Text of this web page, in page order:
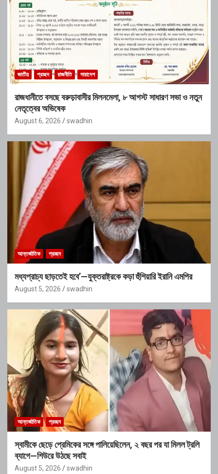
জাতীয় প্রচ্ছদ রাজনীতি সারাদেশ
রাজধানীতে বসছে বরুড়াবাসীর মিলনমেলা, ৮ আগস্ট সাধারণ সভা ও নতুন
নেতৃত্বের অভিষেক
August 6, 2026 swadhin
আন্তর্জাতিক প্রচ্ছদ
মধ্যপ্রাচ্য ছাড়তেই হবে’—যুক্তরাষ্ট্রকে কড়া হুঁশিয়ারি ইরানি এমপির
August 5, 2026 swadhin
আন্তর্জাতিক প্রচ্ছদ
স্বামীকে ছেড়ে প্রেমিকের সঙ্গে পালিয়েছিলেন, ২ বছর পর যা মিলল ট্রলি
ব্যাগে—শিউরে উঠছে সবাই
August 5, 2026 swadhin